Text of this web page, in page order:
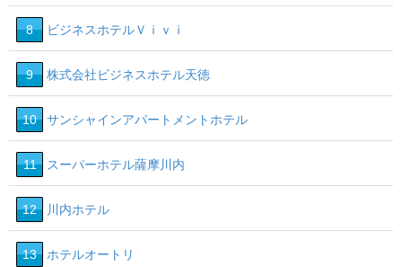
8 ビジネスホテルＶｉｖｉ
9 株式会社ビジネスホテル天徳
10 サンシャインアパートメントホテル
11 スーパーホテル薩摩川内
12 川内ホテル
13 ホテルオートリ